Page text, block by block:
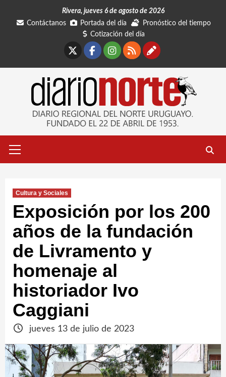
Rivera, jueves 6 de agosto de 2026
Contáctanos
Portada del día
Pronóstico del tiempo
Cotización del día
Facebook
Instagram
RSSContáctanos
primario
Cultura y Sociales
Exposición por los 200
años de la fundación
de Livramento y
homenaje al
historiador Ivo
Caggiani
jueves 13 de julio de 2023